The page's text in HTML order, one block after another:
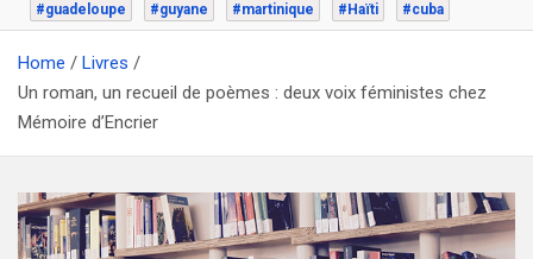
#guadeloupe #guyane #martinique #Haïti #cuba
Home
Livres
Un roman, un recueil de poèmes : deux voix féministes chez
Mémoire d’Encrier